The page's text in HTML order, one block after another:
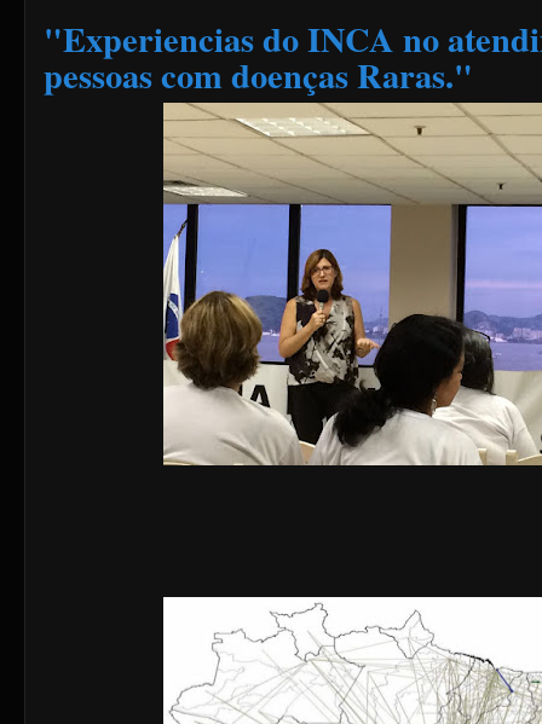
"Experiencias do INCA no
pessoas com doenças Raras."